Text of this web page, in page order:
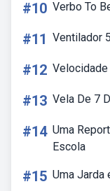
#10 Verbo To
#11 Ventilador
#12
#13 Vela De 7
#14 Uma
Escola
#15 Uma Jarda